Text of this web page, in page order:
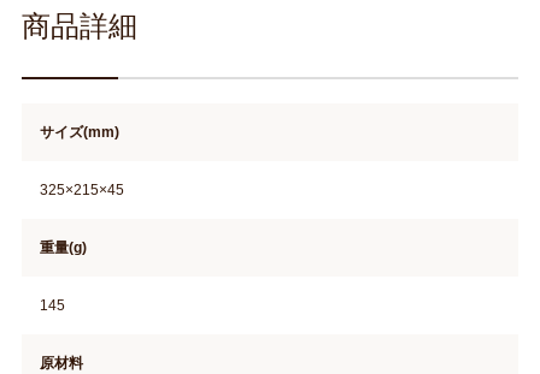
商品詳細
サイズ(mm)
325×215×45
重量(g)
145
原材料